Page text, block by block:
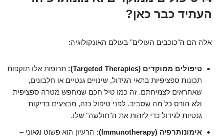
העתיד כבר כאן?
אלה הם ה"כוכבים העולים" בעולם האונקולוגיה:
טיפולים ממוקדים (Targeted Therapies):
תרופות אלו תוקפות
תכונות ספציפיות בתאי הגידול, שינויים גנטיים או חלבונים,
שאחראים לצמיחתם. זה כמו טיל חכם שמחפש מטרה ספציפית
ולא הורס כל מה שסביב. לפני טיפול כזה, מבצעים בדיקות
גנטיות לגידול כדי לזהות את ה"חולשה" שלו.
אימונותרפיה (Immunotherapy):
הרעיון הוא פשוט וגאוני –